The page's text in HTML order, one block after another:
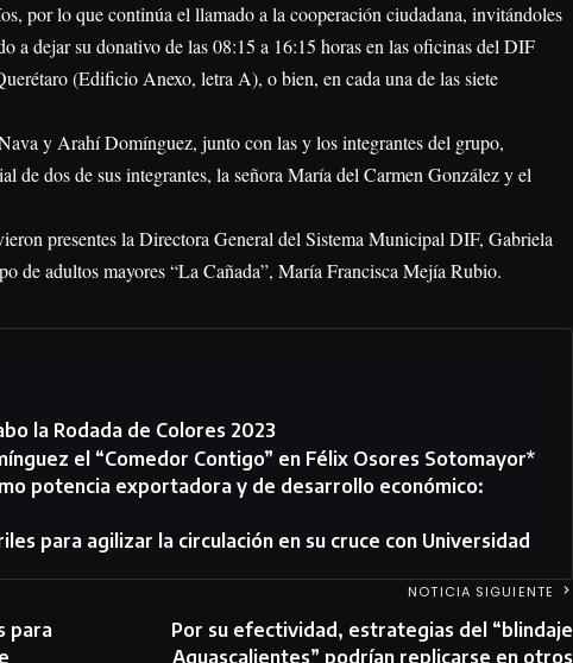
por lo que continúa el llamado a la cooperación ciudadana, invitándoles
a dejar su donativo de las 08:15 a 16:15 horas en las oficinas del DIF
(Edificio Anexo, letra A), o bien, en cada una de las siete
y Arahí Domínguez, junto con las y los integrantes del grupo,
de dos de sus integrantes, la señora María del Carmen González y el
presentes la Directora General del Sistema Municipal DIF, Gabriela
de adultos mayores “La Cañada”, María Francisca Mejía Rubio.
la Rodada de Colores 2023
el “Comedor Contigo” en Félix Osores Sotomayor*
potencia exportadora y de desarrollo económico:
para agilizar la circulación en su cruce con Universidad
para
NOTICIA SIGUIENTE
Por su efectividad, estrategias del “blindaje
Aguascalientes” podrían replicarse en otros